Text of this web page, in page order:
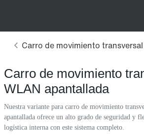
Carro de movimiento
WLAN apantallada
Nuestra variante para carro de movimiento
apantallada ofrece un alto grado de seguridad y
logística interna con este sistema completo.